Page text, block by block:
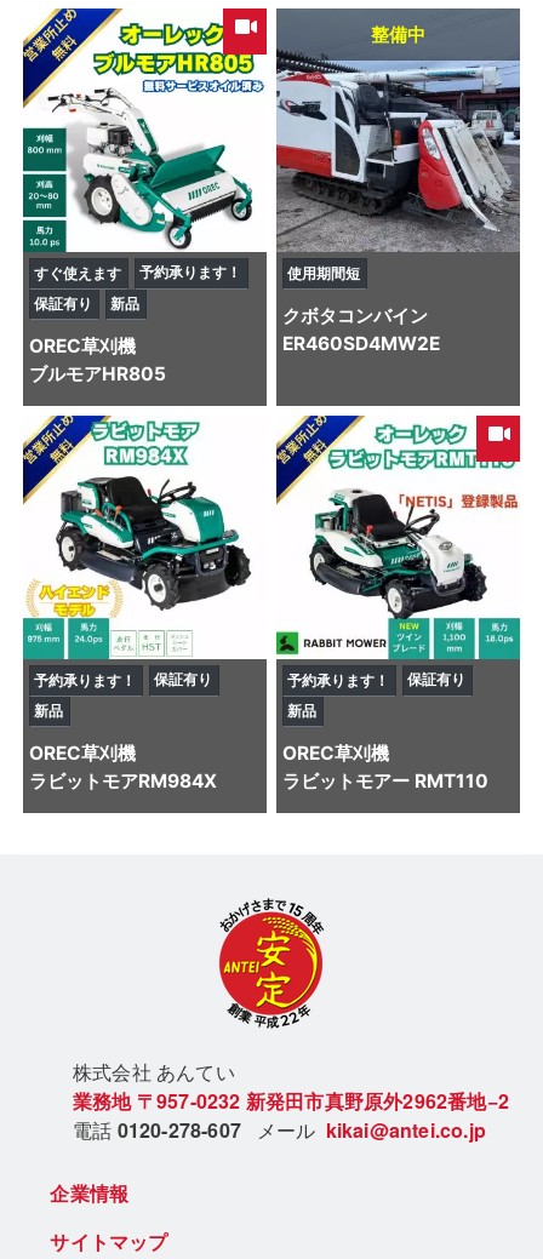
すぐ使えます
予約承ります！
保証有り
新品
OREC草刈機
ブルモアHR805
整備中
使用期間短
クボタ コンバイン
ER460SD4MW2E
予約承ります！
保証有り
新品
OREC草刈機
ラビットモアRM984X
予約承ります！
保証有り
新品
OREC草刈機
ラビットモアー RMT110
株式会社 あんてい
業務地 〒957-0232 新発田市真野原外2962番地−2
電話 0120-278-607 メール kikai@antei.co.jp
企業情報
サイトマップ